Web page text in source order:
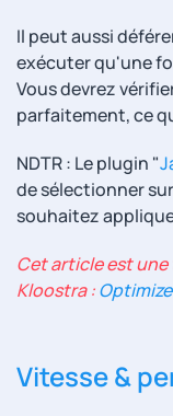
Il peut aussi
exécuter qu'une
Vous devrez
parfaitement, ce
NDTR : Le plugin "
de sélectionner
souhaitez
Cet article est
Kloostra :
Vitesse &